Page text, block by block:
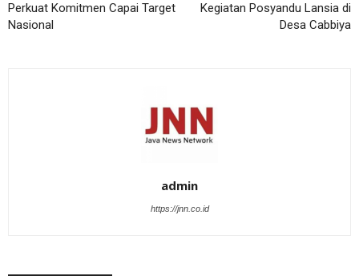
Perkuat Komitmen Capai Target
Nasional
Kegiatan Posyandu Lansia di
Desa Cabbiya
admin
https://jnn.co.id